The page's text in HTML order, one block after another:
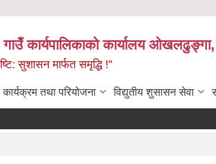
कार्यपालिकाको कार्यालय
सुशासन मार्फत समृद्धि !"
कार्यक्रम तथा परियोजना विद्युतीय शुसासन सेवा